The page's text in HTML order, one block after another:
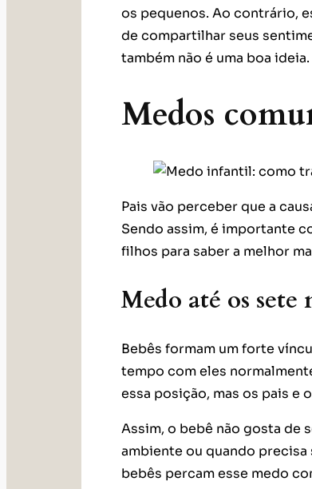
os pequenos. Ao contrário,
de compartilhar seus
também não é uma boa
Medos
Pais vão perceber que a
Sendo assim, é importante
filhos para saber a melhor
Medo até os sete
Bebês formam um forte
tempo com eles
essa posição, mas os pais e
Assim, o bebê não gosta de
ambiente ou quando precisa
bebês percam esse medo